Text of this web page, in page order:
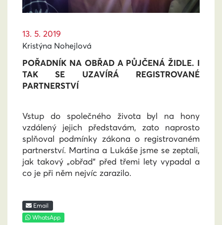
13. 5. 2019
Kristýna Nohejlová
POŘADNÍK NA OBŘAD A PŮJČENÁ ŽIDLE. I
TAK SE UZAVÍRÁ REGISTROVANÉ
PARTNERSTVÍ
Vstup do společného života byl na hony
vzdálený jejich představám, zato naprosto
splňoval podmínky zákona o registrovaném
partnerství. Martina a Lukáše jsme se zeptali,
jak takový „obřad“ před třemi lety vypadal a
co je při něm nejvíc zarazilo.
Email
WhatsApp